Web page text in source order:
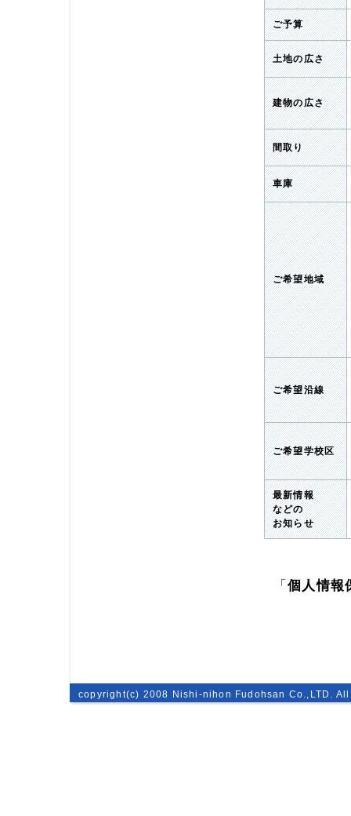
ご予算
土地の広さ
建物の広さ
間取り
車庫
ご希望地域
ご希望沿線
ご希望学校区
最新情報
などの
お知らせ
「個人情報
copyright(c) 2008 Nishi-nihon Fudohsan Co.,LTD.